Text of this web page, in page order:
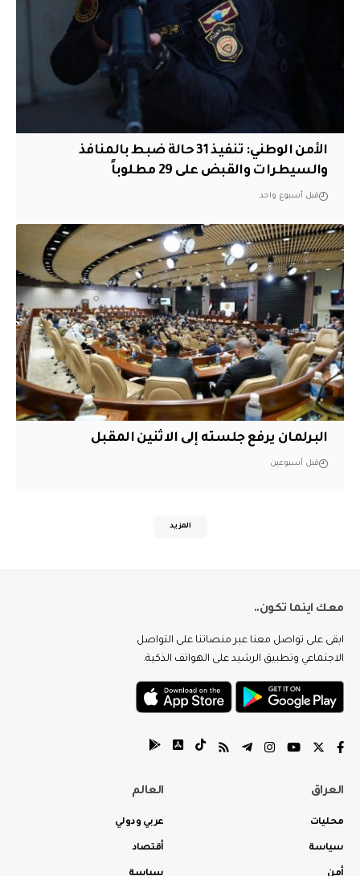
الأمن الوطني: تنفيذ 31 حالة ضبط بالمنافذ
والسيطرات والقبض على 29 مطلوباً
قبل أسبوع واحد
البرلمان يرفع جلسته إلى الاثنين المقبل
قبل أسبوعين
المزيد
معك اينما تكون..
ابقى على تواصل معنا عبر منصاتنا على التواصل
الاجتماعي وتطبيق الرشيد على الهواتف الذكية.
العراق
محليات
سياسة
العالم
عربي ودولي
أقتصاد